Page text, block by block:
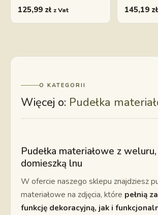
125,99 zł z Vat 145,19 zł
O KATEGORII
Więcej o: Pudełka
Pudełka materiałowe z
domieszką lnu
W ofercie naszego sklepu znajdziesz
materiałowe na zdjęcia, które pełnią
funkcję dekoracyjną, jak i